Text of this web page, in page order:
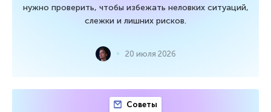
нужно проверить, чтобы избежать неловких ситуаций,
слежки и лишних рисков.
20 июля 2026
Советы